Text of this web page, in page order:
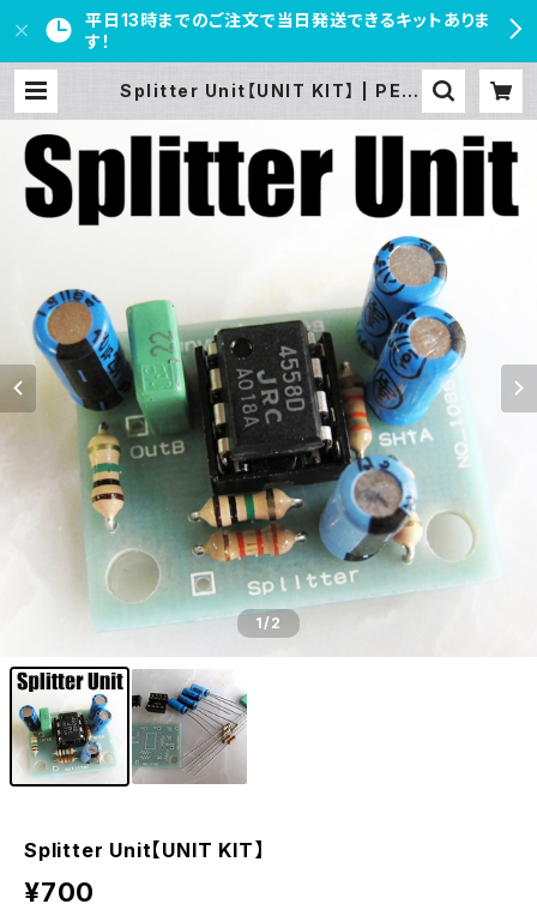
平日13時までのご注文で当日発送できるキットありま
す！
Splitter Unit【UNIT KIT】 | PED
1/2
Splitter Unit【UNIT KIT】
¥700